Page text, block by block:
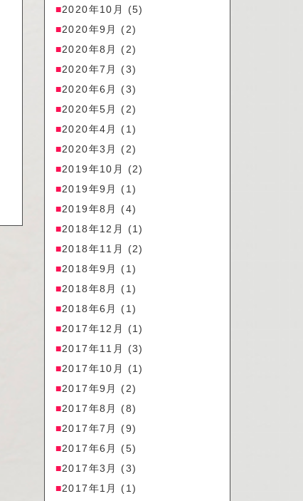
2020年10月
(5)
2020年9月
(2)
2020年8月
(2)
2020年7月
(3)
2020年6月
(3)
2020年5月
(2)
2020年4月
(1)
2020年3月
(2)
2019年10月
(2)
2019年9月
(1)
2019年8月
(4)
2018年12月
(1)
2018年11月
(2)
2018年9月
(1)
2018年8月
(1)
2018年6月
(1)
2017年12月
(1)
2017年11月
(3)
2017年10月
(1)
2017年9月
(2)
2017年8月
(8)
2017年7月
(9)
2017年6月
(5)
2017年3月
(3)
2017年1月
(1)